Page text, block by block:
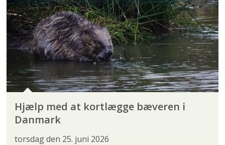
Hjælp med at kortlægge bæveren i
Danmark
torsdag den 25. juni 2026